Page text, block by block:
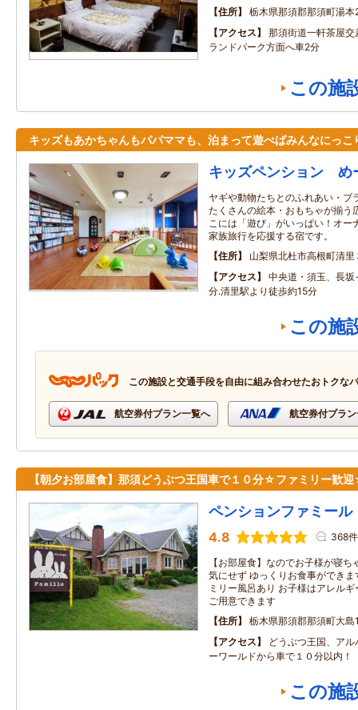
住所
栃木県那須郡那須町湯
アクセス
那須街道一軒茶屋
ランドパーク方面へ車2分
この施
キッズもあかちゃんもパパママも、泊まって遊べばみんなにっこ
キッズペンション め
ヤギや動物たちとのふれあい・ブ
たくさんの絵本・おもちゃが揃う
こには「遊び」がいっぱい！オー
家族旅行を応援する宿です。
住所
山梨県北杜市高根町清
アクセス
中央道・須玉、長
分.清里駅より徒歩約15分
この施
この施設と交通手段を自由に組み合わせたおトクな
航空券付プラン一覧へ 航空券付プラ
【朝夕お部屋食】那須どうぶつ王国車で１０分☆ファミリー歓
ペンションファミール
4.8 368件
【お部屋食】なのでお子様が寝
気にせず ゆっくりお食事ができ
ミリー風呂あり お子様はアレル
ご用意できます
住所
栃木県那須郡那須町大
アクセス
どうぶつ王国、ア
ーワールドから車で１０分以内！
この施